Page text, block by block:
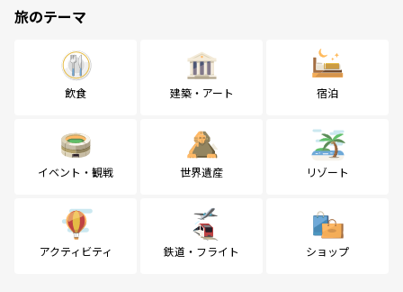
旅のテーマ
飲食 建築・アート 宿泊
イベント・観戦 世界遺産 リゾート
アクティビティ 鉄道・フライト ショップ